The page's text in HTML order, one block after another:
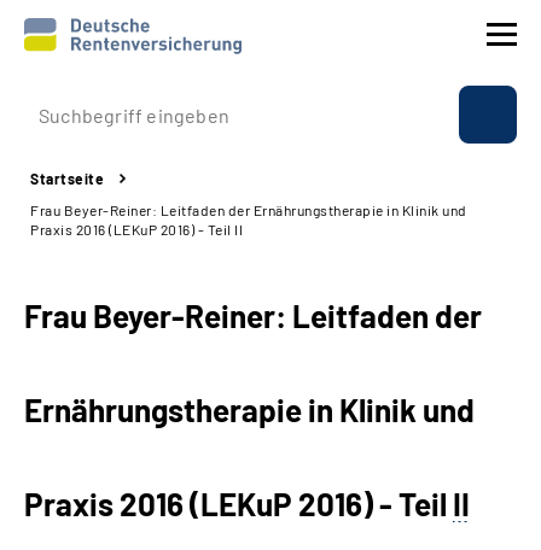
Prävention
Reha
Beratung & Kontakt
Experten
Startseite
Frau Beyer-Reiner: Leitfaden der Ernährungstherapie in Klinik und
Praxis 2016 (LEKuP 2016) - Teil II
Frau Beyer-Reiner: Leitfaden der
Ernährungstherapie in Klinik und
Praxis 2016 (LEKuP 2016) - Teil II